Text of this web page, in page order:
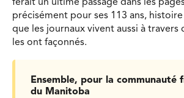
ferait un ultime passage dans les
précisément pour ses 113 ans,
que les journaux vivent aussi à travers
les ont façonnés.
Ensemble, pour la communauté
du Manitoba